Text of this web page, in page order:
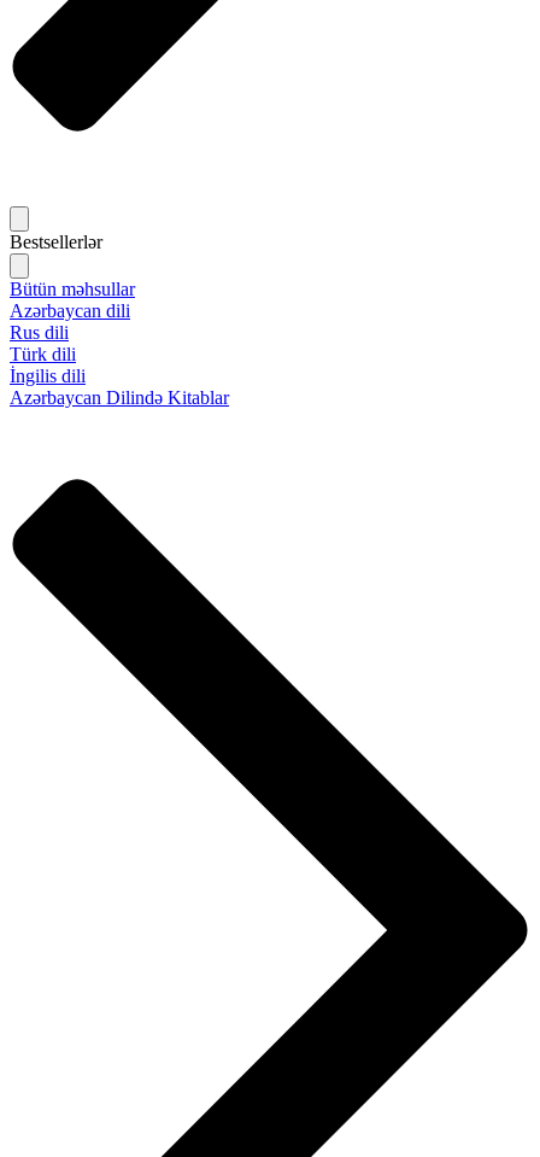
Bestsellerlər
Bütün məhsullar
Azərbaycan dili
Rus dili
Türk dili
İngilis dili
Azərbaycan Dilində Kitablar